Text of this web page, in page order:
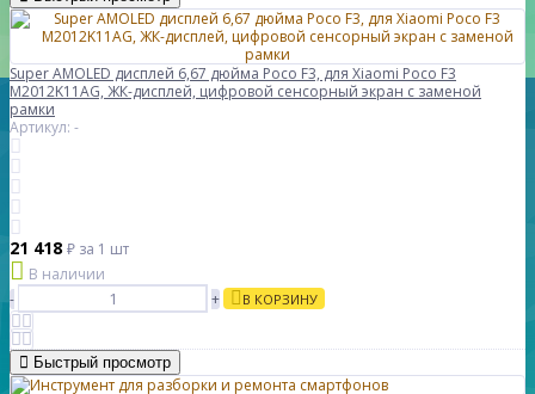
Super AMOLED дисплей 6,67 дюйма Poco F3, для Xiaomi Poco F3
M2012K11AG, ЖК-дисплей, цифровой сенсорный экран с заменой
рамки
Артикул: -
21 418 ₽ за 1 шт
В наличии
-
+ В КОРЗИНУ
Быстрый просмотр